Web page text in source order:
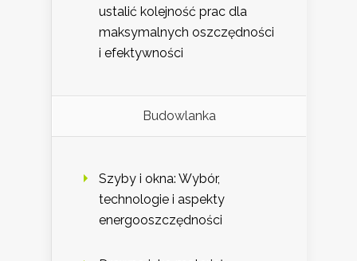
ustalić kolejność prac dla
maksymalnych oszczędności
i efektywności
Budowlanka
Szyby i okna: Wybór,
technologie i aspekty
energooszczędności